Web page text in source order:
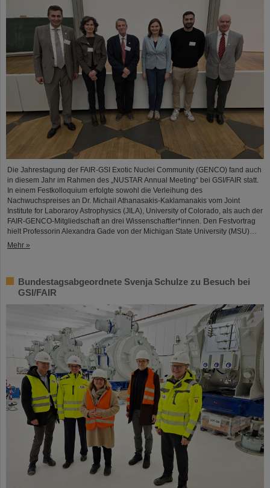
Die Jahrestagung der FAIR-GSI Exotic Nuclei Community (GENCO) fand auch
in diesem Jahr im Rahmen des „NUSTAR Annual Meeting“ bei GSI/FAIR statt.
In einem Festkolloquium erfolgte sowohl die Verleihung des
Nachwuchspreises an Dr. Michail Athanasakis-Kaklamanakis vom Joint
Institute for Laboraroy Astrophysics (JILA), University of Colorado, als auch der
FAIR-GENCO-Mitgliedschaft an drei Wissenschaftler*innen. Den Festvortrag
hielt Professorin Alexandra Gade von der Michigan State University (MSU)…
Mehr »
Bundestagsabgeordnete Svenja Schulze zu Besuch bei
GSI/FAIR